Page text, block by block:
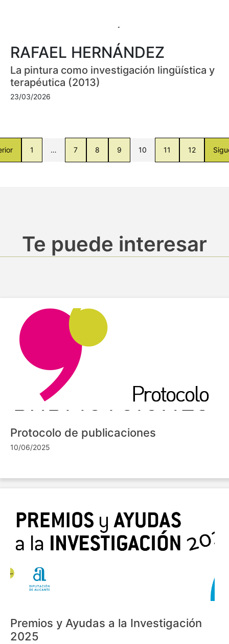
RAFAEL HERNÁNDEZ
La pintura como investigación lingüística y
terapéutica (2013)
23/03/2026
1 … 7 8 9 10 11 12
Te puede interesar
Protocolo de publicaciones
10/06/2025
Premios y Ayudas a la Investigación
2025